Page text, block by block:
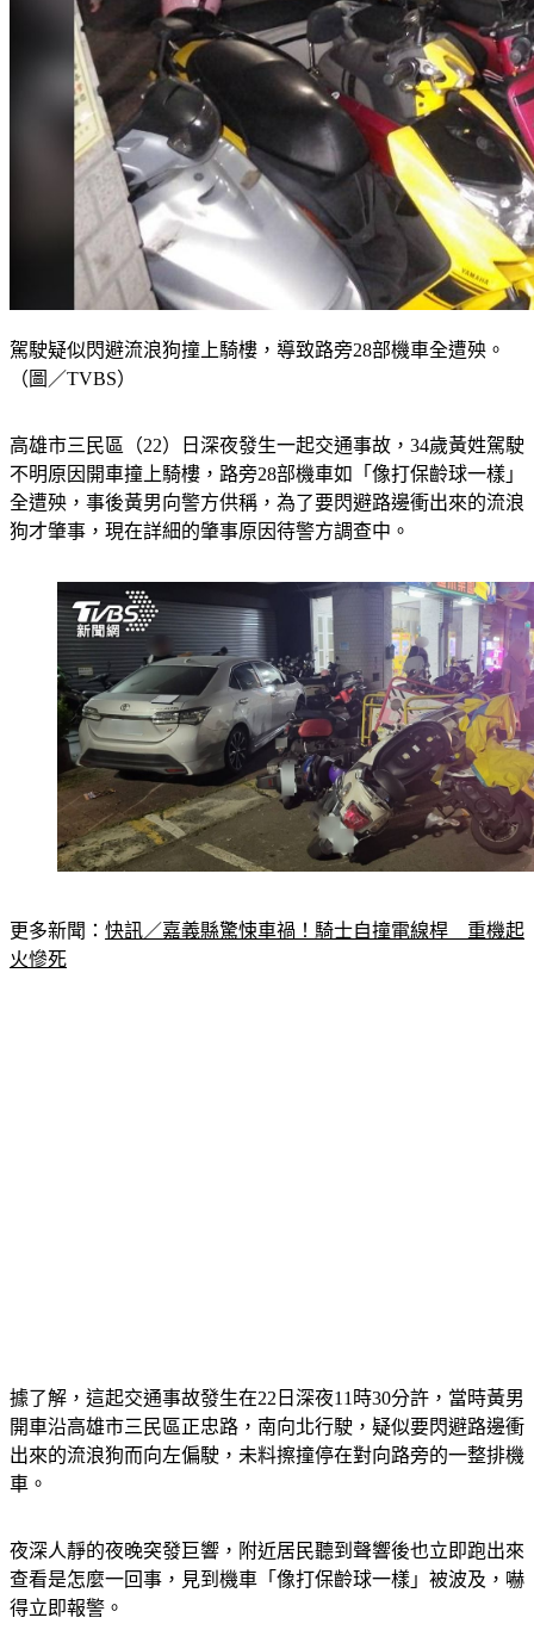
駕駛疑似閃避流浪狗撞上騎樓，導致路旁28部機車全遭殃。
高雄市三民區（22）日深夜發生一起交通事故，34歲黃姓駕駛
不明原因開車撞上騎樓，路旁28部機車如「像打保齡球一樣」
全遭殃，事後黃男向警方供稱，為了要閃避路邊衝出來的流浪
更多新聞：
據了解，這起交通事故發生在22日深夜11時30分許，當時黃男
開車沿高雄市三民區正忠路，南向北行駛，疑似要閃避路邊衝
出來的流浪狗而向左偏駛，未料擦撞停在對向路旁的一整排機
夜深人靜的夜晚突發巨響，附近居民聽到聲響後也立即跑出來
查看是怎麼一回事，見到機車「像打保齡球一樣」被波及，嚇